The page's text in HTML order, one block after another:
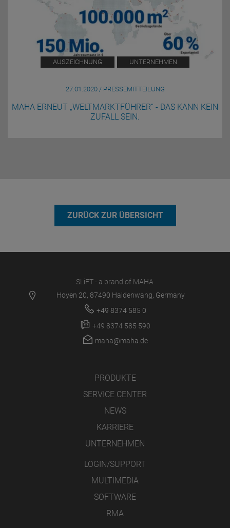
AUSZEICHNUNG UNTERNEHMEN
27.01.2020 / PRESSEMITTEILUNG
MAHA ERNEUT „WELTMARKTFÜHRER“ - DAS KANN KEIN
ZUFALL SEIN.
ZURÜCK ZUR ÜBERSICHT
SLiFT - a brand of MAHA
Hoyen 20, 87490 Haldenwang, Germany
+49 8374 585 0
+49 8374 585 590
maha@maha.de
PRODUKTE
SERVICE CENTER
NEWS
KARRIERE
UNTERNEHMEN
LOGIN/SUPPORT
MULTIMEDIA
SOFTWARE
RMA